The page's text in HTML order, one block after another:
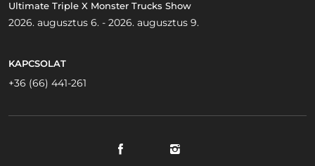
Ultimate Triple X Monster Trucks Show
2026. augusztus 6. - 2026. augusztus 9.
KAPCSOLAT
+36 (66) 441-261